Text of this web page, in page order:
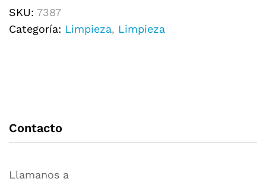
SKU: 7387
Categoría: Limpieza, Limpieza
Contacto
Llamanos a